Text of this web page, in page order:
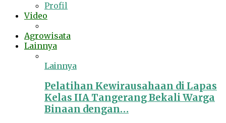
Profil
Video
Agrowisata
Lainnya
Lainnya
Pelatihan Kewirausahaan di Lapas
Kelas IIA Tangerang Bekali Warga
Binaan dengan…